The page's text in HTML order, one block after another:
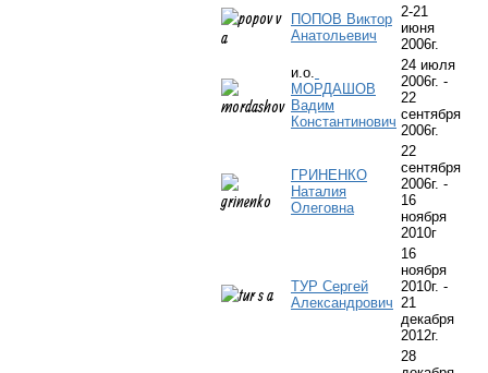
ПОПОВ Виктор
Анатольевич
2-21
июня
2006г.
и.о.
МОРДАШОВ
Вадим
Константинович
24 июля
2006г. -
22
сентября
2006г.
ГРИНЕНКО
Наталия
Олеговна
22
сентября
2006г. -
16
ноября
2010г
ТУР Сергей
Александрович
16
ноября
2010г. -
21
декабря
2012г.
28